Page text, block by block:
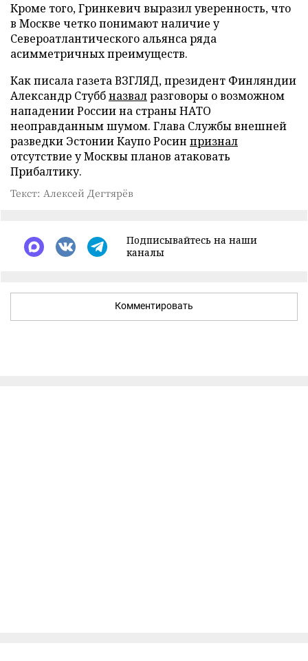
Кроме того, Гринкевич выразил уверенность, что
в Москве четко понимают наличие у
Североатлантического альянса ряда
асимметричных преимуществ.
Как писала газета ВЗГЛЯД, президент Финляндии
Александр Стуббназвалразговоры о возможном
нападении России на страны НАТО
неоправданным шумом. Глава Службы внешней
разведки Эстонии Каупо Росин признал
отсутствие у Москвы планов атаковать
Прибалтику.
Текст: Алексей Дегтярёв
Подписывайтесь на наши
каналы
Комментировать